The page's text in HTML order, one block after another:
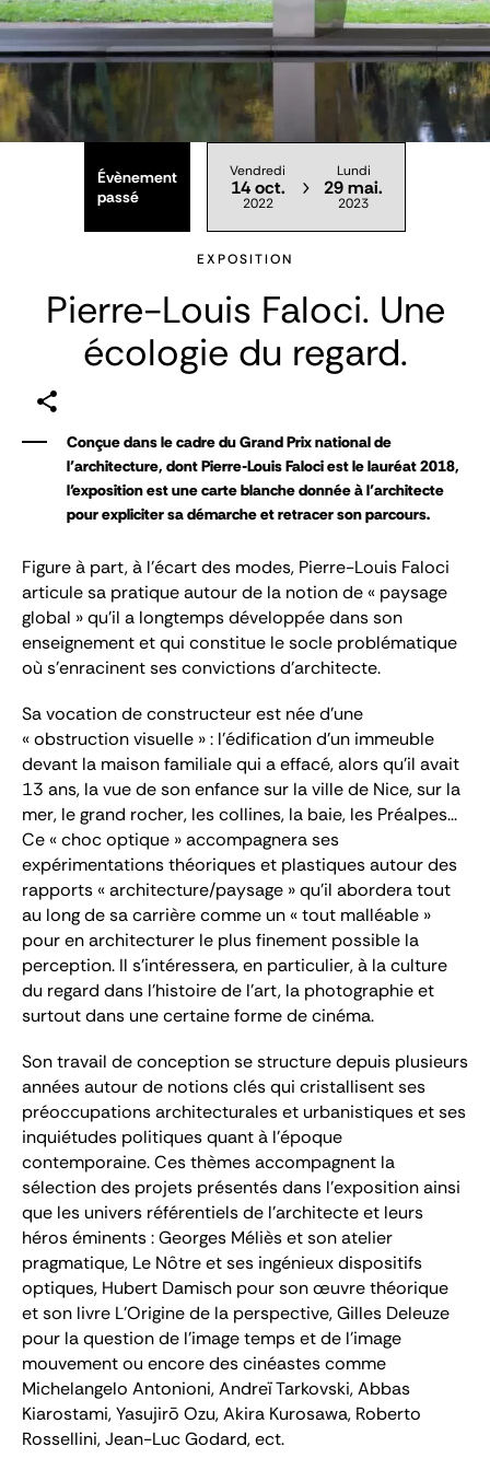
Évènement
passé
Vendredi
14 oct.
2022
Lundi
29 mai.
2023
Pierre-Louis Faloci. Une
écologie du regard.
EXPOSITION
Conçue dans le cadre du Grand Prix national de
l’architecture, dont Pierre-Louis Faloci est le lauréat 2018,
l’exposition est une carte blanche donnée à l’architecte
pour expliciter sa démarche et retracer son parcours.
Figure à part, à l’écart des modes, Pierre-Louis Faloci
articule sa pratique autour de la notion de « paysage
global » qu’il a longtemps développée dans son
enseignement et qui constitue le socle problématique
où s’enracinent ses convictions d’architecte.
Sa vocation de constructeur est née d’une
« obstruction visuelle » : l’édification d’un immeuble
devant la maison familiale qui a effacé, alors qu’il avait
13 ans, la vue de son enfance sur la ville de Nice, sur la
mer, le grand rocher, les collines, la baie, les Préalpes...
Ce « choc optique » accompagnera ses
expérimentations théoriques et plastiques autour des
rapports « architecture/paysage » qu’il abordera tout
au long de sa carrière comme un « tout malléable »
pour en architecturer le plus finement possible la
perception. Il s’intéressera, en particulier, à la culture
du regard dans l’histoire de l’art, la photographie et
surtout dans une certaine forme de cinéma.
Son travail de conception se structure depuis plusieurs
années autour de notions clés qui cristallisent ses
préoccupations architecturales et urbanistiques et ses
inquiétudes politiques quant à l’époque
contemporaine. Ces thèmes accompagnent la
sélection des projets présentés dans l’exposition ainsi
que les univers référentiels de l’architecte et leurs
héros éminents : Georges Méliès et son atelier
pragmatique, Le Nôtre et ses ingénieux dispositifs
optiques, Hubert Damisch pour son œuvre théorique
et son livre L’Origine de la perspective, Gilles Deleuze
pour la question de l’image temps et de l’image
mouvement ou encore des cinéastes comme
Michelangelo Antonioni, Andreï Tarkovski, Abbas
Kiarostami, Yasujirō Ozu, Akira Kurosawa, Roberto
Rossellini, Jean-Luc Godard, ect.